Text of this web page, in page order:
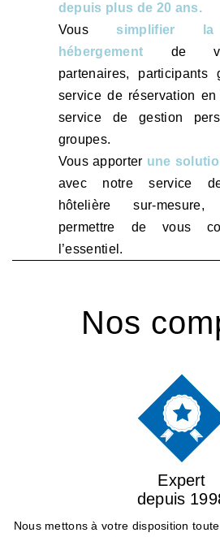
depuis plus de 20 ans.
Vous simplifier
hébergement de
partenaires, participants
service de réservation
service de gestion
groupes.
Vous apporter une
avec notre service
hôtelière sur-
permettre de vous
l’essentiel.
Nos
Expert
depuis
Nous mettons à votre disposition